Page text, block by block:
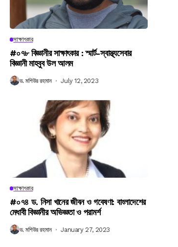
সাক্ষাৎকার
#০৭৮ বিজ্ঞানীর সাক্ষাৎকার : স্মার্ট-স্বাস্থ্যসেবার
বিজ্ঞানী মাহবুব উল আলম
ড. মশিউর রহমান July 12, 2023
সাক্ষাৎকার
#০৭৪ ড. নিসা খানের জীবন ও গবেষণা: বাংলাদেশের
মেধাবী বিজ্ঞানীর অভিজ্ঞতা ও পরামর্শ
ড. মশিউর রহমান January 27, 2023